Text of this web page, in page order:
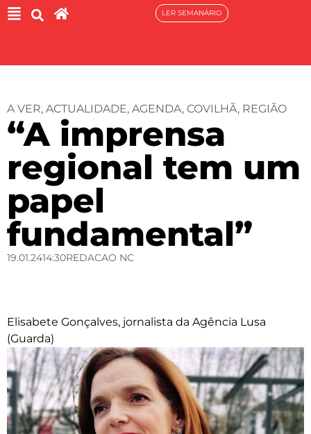
LER SEMANÁRIO
A VER, ACTUALIDADE, AGENDA, COVILHÃ, REGIÃO
“A imprensa
regional tem um
papel
fundamental”
19.01.2414:30REDACAO NC
Elisabete Gonçalves, jornalista da Agência Lusa
(Guarda)